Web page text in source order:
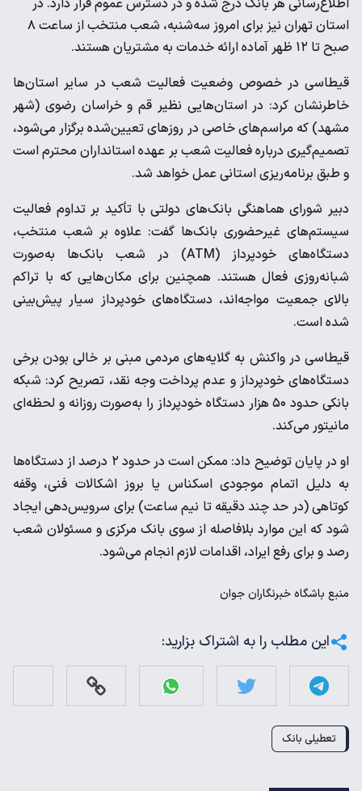
اطلاع‌رسانی هر بانک درج شده و در دسترس عموم قرار دارد. در
استان تهران نیز برای امروز سه‌شنبه، شعب منتخب از ساعت ۸
صبح تا ۱۲ ظهر آماده ارائه خدمات به مشتریان هستند.
قیطاسی در خصوص وضعیت فعالیت شعب در سایر استان‌ها
خاطرنشان کرد: در استان‌هایی نظیر قم و خراسان رضوی (شهر
مشهد) که مراسم‌های خاصی در روز‌های تعیین‌شده برگزار می‌شود،
تصمیم‌گیری درباره فعالیت شعب بر عهده استانداران محترم است
و طبق برنامه‌ریزی استانی عمل خواهد شد.
دبیر شورای هماهنگی بانک‌های دولتی با تأکید بر تداوم فعالیت
سیستم‌های غیرحضوری بانک‌ها گفت: علاوه بر شعب منتخب،
دستگاه‌های خودپرداز (ATM) در شعب بانک‌ها به‌صورت
شبانه‌روزی فعال هستند. همچنین برای مکان‌هایی که با تراکم
بالای جمعیت مواجه‌اند، دستگاه‌های خودپرداز سیار پیش‌بینی
شده است.
قیطاسی در واکنش به گلایه‌های مردمی مبنی بر خالی بودن برخی
دستگاه‌های خودپرداز و عدم پرداخت وجه نقد، تصریح کرد: شبکه
بانکی حدود ۵۰ هزار دستگاه خودپرداز را به‌صورت روزانه و لحظه‌ای
مانیتور می‌کند.
او در پایان توضیح داد: ممکن است در حدود ۲ درصد از دستگاه‌ها
به دلیل اتمام موجودی اسکناس یا بروز اشکالات فنی، وقفه
کوتاهی (در حد چند دقیقه تا نیم ساعت) برای سرویس‌دهی ایجاد
شود که این موارد بلافاصله از سوی بانک مرکزی و مسئولان شعب
رصد و برای رفع ایراد، اقدامات لازم انجام می‌شود.
منبع باشگاه خبرنگاران جوان
این مطلب را به اشتراک بزارید:
تعطیلی بانک